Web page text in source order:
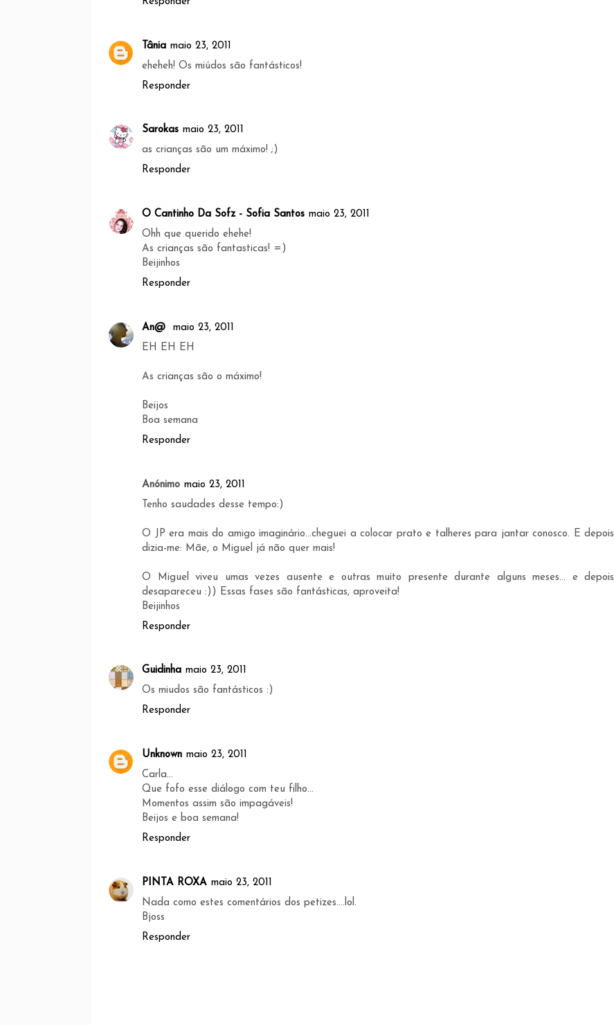
Tânia maio 23, 2011
eheheh! Os miúdos são fantásticos!
Responder
Sarokas maio 23, 2011
as crianças são um máximo! ;)
Responder
O Cantinho Da Sofz - Sofia Santos maio 23, 2011
Ohh que querido ehehe!
As crianças são fantasticas! =)
Beijinhos
Responder
An@
maio 23, 2011
EH EH EH
As crianças são o máximo!
Beijos
Boa semana
Responder
Anónimo maio 23, 2011
Tenho saudades desse tempo:)
O JP era mais do amigo imaginário...cheguei a colocar prato e talheres para jantar conosco. E depois
dizia-me: Mãe, o Miguel já não quer mais!
O Miguel viveu umas vezes ausente e outras muito presente durante alguns meses... e depois
desapareceu :)) Essas fases são fantásticas, aproveita!
Beijinhos
Responder
Guidinha maio 23, 2011
Os miudos são fantásticos :)
Responder
Unknown maio 23, 2011
Carla...
Que fofo esse diálogo com teu filho...
Momentos assim são impagáveis!
Beijos e boa semana!
Responder
PINTA ROXA maio 23, 2011
Nada como estes comentários dos petizes....lol.
Bjoss
Responder